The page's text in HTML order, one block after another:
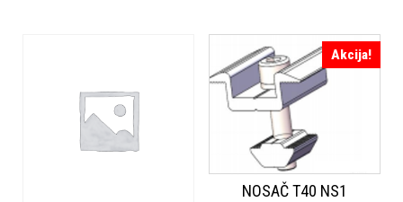
Akcija!
NOSAČ T40 NS1